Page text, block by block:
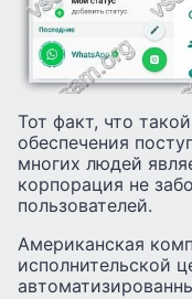
Тот факт, что
обеспечения
многих людей
корпорация не
пользователей.
Американская
исполнительской